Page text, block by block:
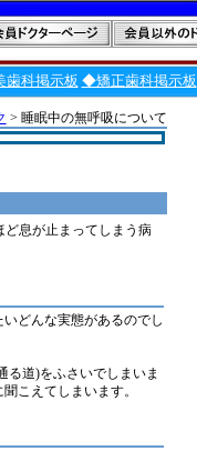
科掲示板 ◆矯正歯科掲示板
> 睡眠中の無呼吸について
ど息が止まってしまう病
どんな実態があるのでし
る道)をふさいでしまいま
こえてしまいます。